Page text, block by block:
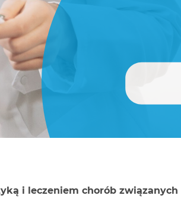
i leczeniem chorób związanych